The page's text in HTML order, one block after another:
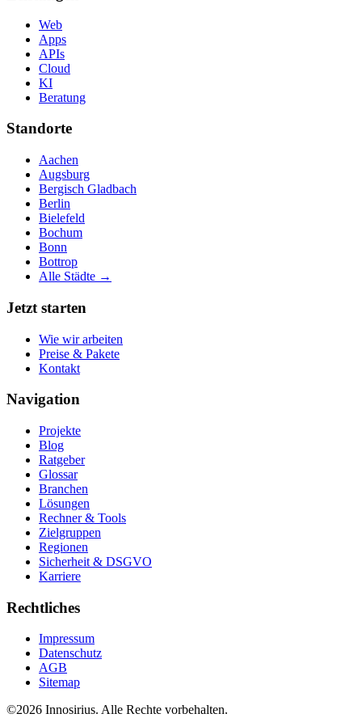
Web
Apps
APIs
Cloud
KI
Beratung
Standorte
Aachen
Augsburg
Bergisch Gladbach
Berlin
Bielefeld
Bochum
Bonn
Bottrop
Alle Städte →
Jetzt starten
Wie wir arbeiten
Preise & Pakete
Kontakt
Navigation
Projekte
Blog
Ratgeber
Glossar
Branchen
Lösungen
Rechner & Tools
Zielgruppen
Regionen
Sicherheit & DSGVO
Karriere
Rechtliches
Impressum
Datenschutz
AGB
Sitemap
©2026 Innosirius. Alle Rechte vorbehalten.